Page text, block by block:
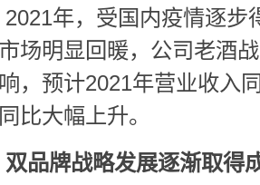
年，受国内疫情逐步
场明显回暖，公司老酒
，预计2021年营业收入
比大幅上升。
品牌战略发展逐渐取得